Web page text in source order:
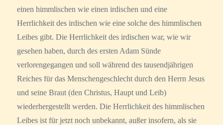
einen himmlischen wie einen irdischen und eine
Herrlichkeit des irdischen wie eine solche des himmlischen
Leibes gibt. Die Herrlichkeit des irdischen war, wie wir
gesehen haben, durch des ersten Adam Sünde
verlorengegangen und soll während des tausendjährigen
Reiches für das Menschengeschlecht durch den Herrn Jesus
und seine Braut (den Christus, Haupt und Leib)
wiederhergestellt werden. Die Herrlichkeit des himmlischen
Leibes ist für jetzt noch unbekannt, außer insofern, als sie